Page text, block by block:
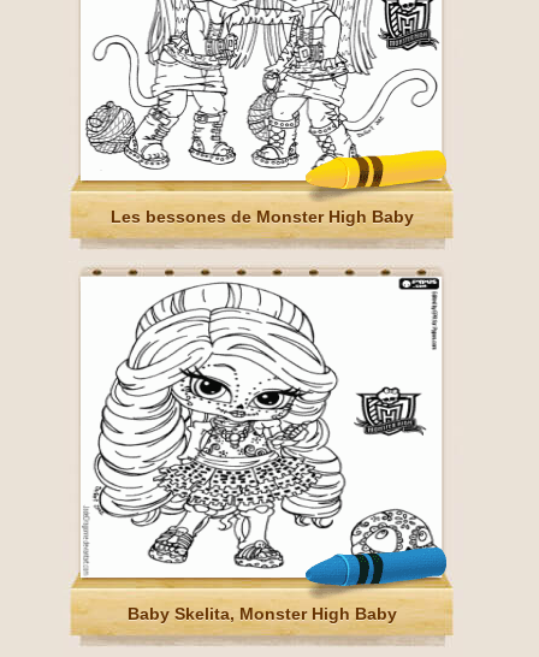
Les bessones de Monster High Baby
Baby Skelita, Monster High Baby